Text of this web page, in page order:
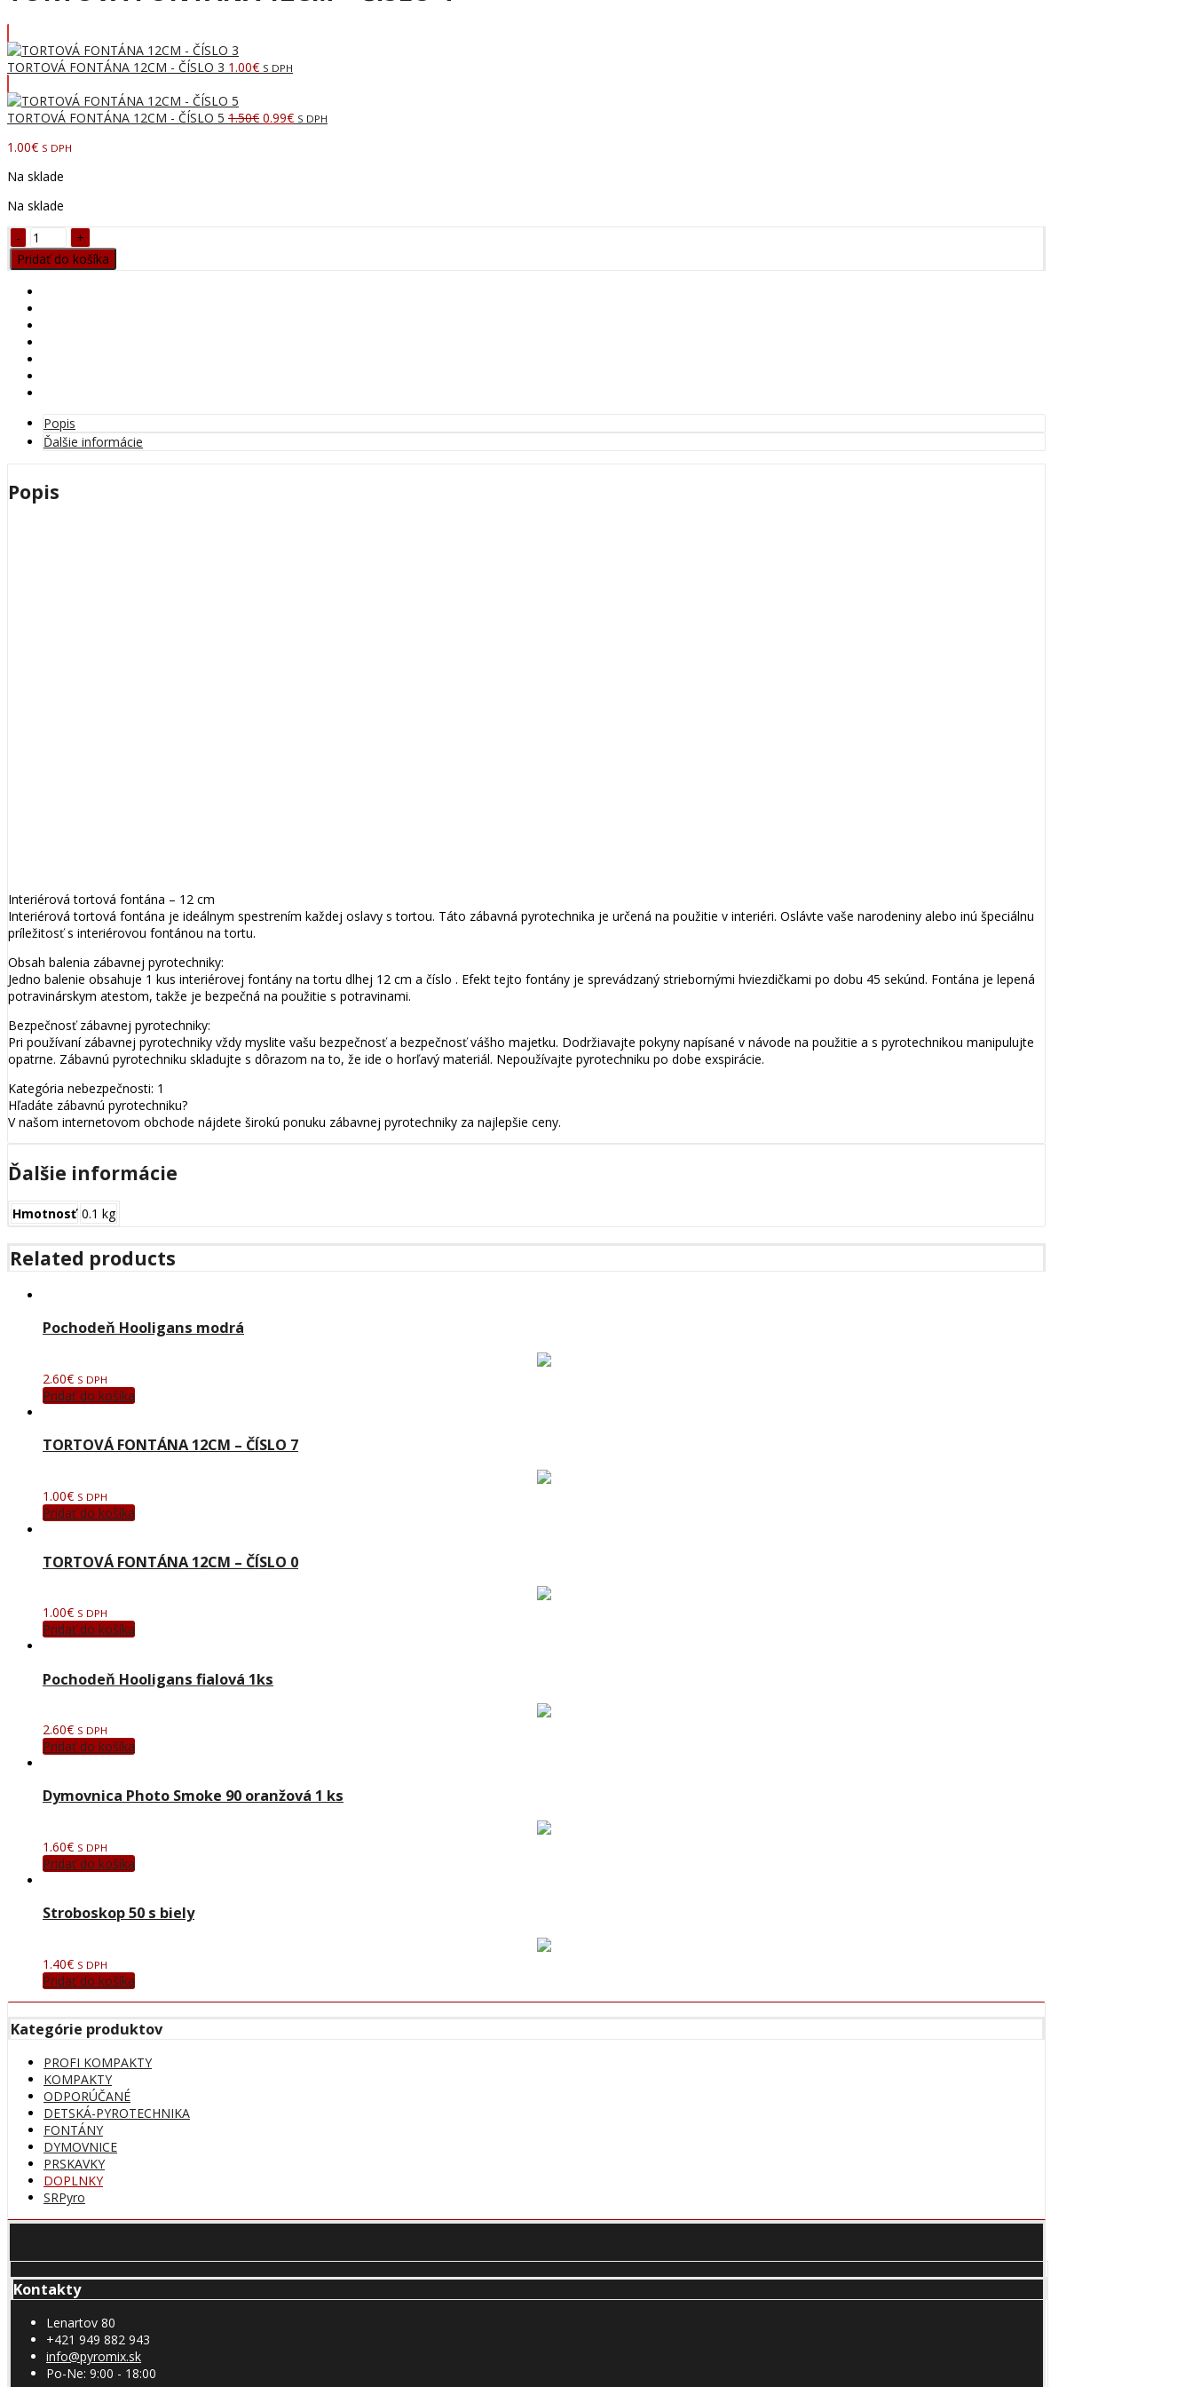
TORTOVÁ FONTÁNA 12CM - ČÍSLO 3 1.00€ S DPH
TORTOVÁ FONTÁNA 12CM - ČÍSLO 5 1.50€ Pôvodná
0.99€Aktuálna
S DPH
1.00€ S DPH
Na sklade
Na sklade
TORTOVÁ
FONTÁNA
12CM
Pridať do košíka
Popis
Ďalšie informácie
Popis
Interiérová tortová fontána – 12 cm
Interiérová tortová fontána je ideálnym spestrením každej oslavy s tortou. Táto zábavná pyrotechnika je určená na použitie v interiéri. Oslávte vaše narodeniny alebo inú špeciálnu
príležitosť s interiérovou fontánou na tortu.
Obsah balenia zábavnej pyrotechniky:
Jedno balenie obsahuje 1 kus interiérovej fontány na tortu dlhej 12 cm a číslo . Efekt tejto fontány je sprevádzaný striebornými hviezdičkami po dobu 45 sekúnd. Fontána je lepená
potravinárskym atestom, takže je bezpečná na použitie s potravinami.
Bezpečnosť zábavnej pyrotechniky:
Pri používaní zábavnej pyrotechniky vždy myslite vašu bezpečnosť a bezpečnosť vášho majetku. Dodržiavajte pokyny napísané v návode na použitie a s pyrotechnikou manipulujte
opatrne. Zábavnú pyrotechniku skladujte s dôrazom na to, že ide o horľavý materiál. Nepoužívajte pyrotechniku po dobe exspirácie.
Kategória nebezpečnosti: 1
Hľadáte zábavnú pyrotechniku?
V našom internetovom obchode nájdete širokú ponuku zábavnej pyrotechniky za najlepšie ceny.
Ďalšie informácie
Hmotnosť 0.1 kg
Related products
Pochodeň Hooligans modrá
2.60€ S DPH
Pridať do košíka
TORTOVÁ FONTÁNA 12CM – ČÍSLO 7
1.00€ S DPH
Pridať do košíka
TORTOVÁ FONTÁNA 12CM – ČÍSLO 0
1.00€ S DPH
Pridať do košíka
Pochodeň Hooligans fialová 1ks
2.60€ S DPH
Pridať do košíka
Dymovnica Photo Smoke 90 oranžová 1 ks
1.60€ S DPH
Pridať do košíka
Stroboskop 50 s biely
1.40€ S DPH
Pridať do košíka
Kategórie produktov
PROFI KOMPAKTY
KOMPAKTY
ODPORÚČANÉ
DETSKÁ-PYROTECHNIKA
FONTÁNY
DYMOVNICE
PRSKAVKY
DOPLNKY
SRPyro
Kontakty
Lenartov 80
+421 949 882 943
info@pyromix.sk
Po-Ne: 9:00 - 18:00